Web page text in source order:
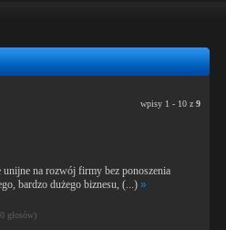
wpisy 1 - 10 z 9
na rozwój firmy bez ponoszenia
bardzo dużego biznesu, (...) »
głosów)